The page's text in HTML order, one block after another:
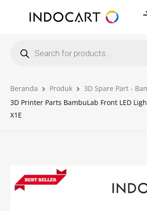
Beranda Produk
3D Spare Part -
3D Printer Parts BambuLab Front LED
X1E